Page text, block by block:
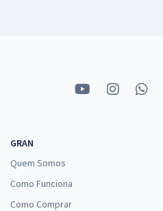
GRAN
Quem Somos
Como Funciona
Como Comprar